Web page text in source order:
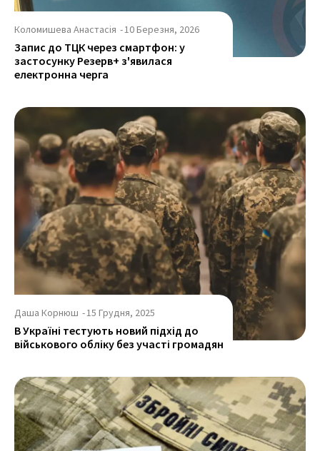
Коломишева Анастасія -10 Березня, 2026
Запис до ТЦК через смартфон: у
застосунку Резерв+ з'явилася
електронна черга
Даша Корнюш -15 Грудня, 2025
В Україні тестують новий підхід до
військового обліку без участі громадян